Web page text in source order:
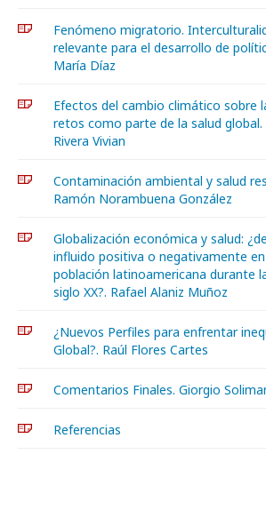
Fenómeno migratorio.
relevante para el desarrollo de
María Díaz
Efectos del cambio climático sobre
retos como parte de la salud global.
Rivera Vivian
Contaminación ambiental y salud
Ramón Norambuena González
Globalización económica y salud:
influido positiva o negativamente
población latinoamericana durante
siglo XX?. Rafael Alaniz Muñoz
¿Nuevos Perfiles para enfrentar
Global?. Raúl Flores Cartes
Comentarios Finales. Giorgio
Referencias